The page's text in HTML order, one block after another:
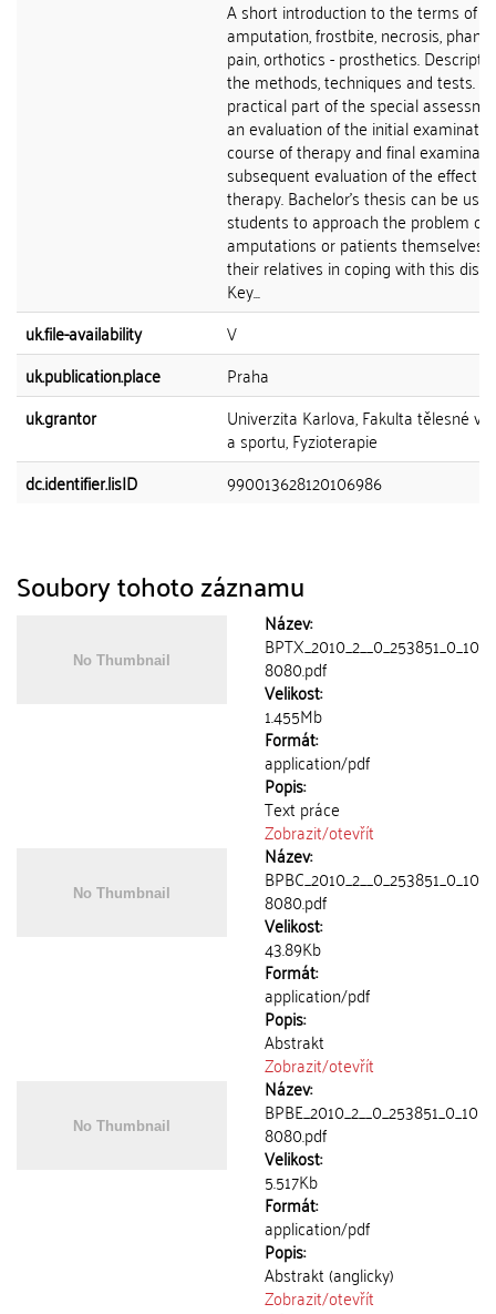
A short introduction to the terms of
amputation, frostbite, necrosis,
pain, orthotics - prosthetics.
the methods, techniques and tests.
practical part of the special
an evaluation of the initial
course of therapy and final
subsequent evaluation of the effect of
therapy. Bachelor's thesis can be
students to approach the problem of
amputations or patients themselves
their relatives in coping with this
Key...
uk.file-availability
V
uk.publication.place
Praha
uk.grantor
Univerzita Karlova, Fakulta tělesné
a sportu, Fyzioterapie
dc.identifier.lisID
990013628120106986
Soubory tohoto záznamu
Název:
BPTX_2010_2__0_253851_0_10
8080.pdf
Velikost:
1.455Mb
Formát:
application/pdf
Popis:
Text práce
Zobrazit/otevřít
Název:
BPBC_2010_2__0_253851_0_10
8080.pdf
Velikost:
43.89Kb
Formát:
application/pdf
Popis:
Abstrakt
Zobrazit/otevřít
Název:
BPBE_2010_2__0_253851_0_10
8080.pdf
Velikost:
5.517Kb
Formát:
application/pdf
Popis:
Abstrakt (anglicky)
Zobrazit/otevřít